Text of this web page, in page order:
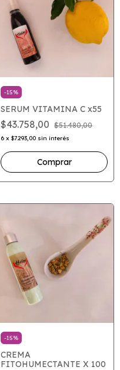
-15%
SERUM VITAMINA C x55
$43.758,00 $51.480,00
6 x $7.293,00 sin interés
-15%
CREMA
FITOHUMECTANTE X 100